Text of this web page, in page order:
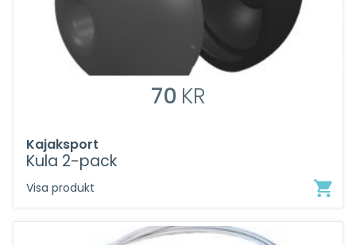
70 KR
Kajaksport
Kula 2-pack
Visa produkt